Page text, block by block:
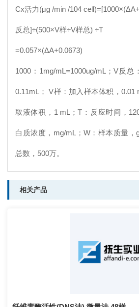
Cx活力(μg /min /104
反总]÷(500×V样÷V样总) ÷T
=0.057×(ΔA+0.0673)
1000：1mg/mL=1000ug/mL；V反总
0.11mL； V样：加入样本体积，0.01
取液体积，1 mL；T：反应时间，
白质浓度，mg/mL；W：样本质量，
总数，500万。
相关产品